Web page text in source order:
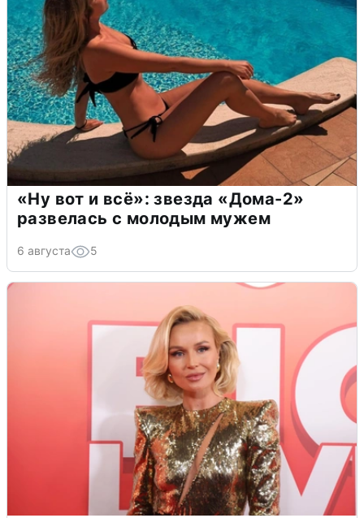
«Ну вот и всё»: звезда «Дома-2»
развелась с молодым мужем
6 августа 5